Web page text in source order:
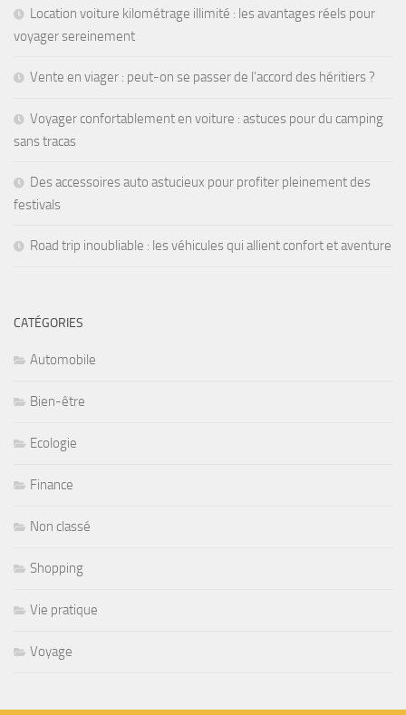
Location voiture kilométrage illimité : les avantages réels pour
voyager sereinement
Vente en viager : peut-on se passer de l’accord des héritiers ?
Voyager confortablement en voiture : astuces pour du camping
sans tracas
Des accessoires auto astucieux pour profiter pleinement des
festivals
Road trip inoubliable : les véhicules qui allient confort et aventure
CATÉGORIES
Automobile
Bien-être
Ecologie
Finance
Non classé
Shopping
Vie pratique
Voyage